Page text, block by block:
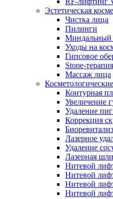
Эстетическая
Чистка лица
Пилинги
Миндальный
Уходы на
Гипсовое
Stone-терапия
Массаж лица
Контурная
Увеличение
Удаление
Коррекция
Лазерное
Удаление
Лазерная
Нитевой
Нитевой
Нитевой
Нитевой